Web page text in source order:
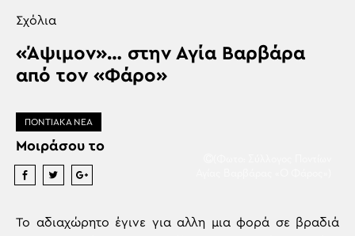
Σχόλια
«Άψιμον»… στην Αγία Βαρβάρα
από τον «Φάρο»
ΠΟΝΤΙΑΚΑ ΝΕΑ
Μοιράσου το
Το αδιαχώρητο έγινε για αλλη μια φορά σε βραδιά